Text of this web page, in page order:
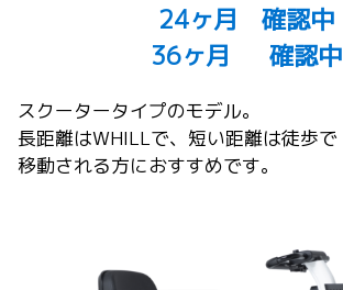
24ヶ月 確認中
36ヶ月 確認中
スクータータイプのモデル。
長距離はWHILLで、短い距離は徒歩で
移動される方におすすめです。